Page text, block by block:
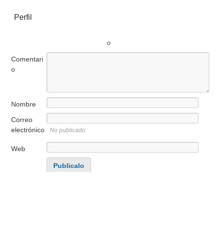
Perfil
o
Comentari
o
Nombre
Correo
electrónico
No publicado
Web